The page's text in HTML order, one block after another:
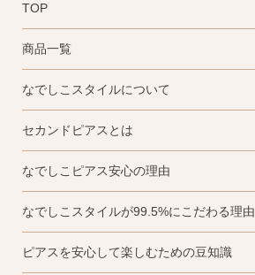
お支払い
・Amazon Pay
TOP
商品一覧
なでしこスタイルについて
セカンドピアスとは
なでしこピアス安心の理由
なでしこスタイルが99.5%にこだわる理由
ピアスを安心して楽しむための豆知識